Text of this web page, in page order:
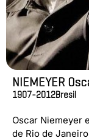
NIEMEYER
1907-2012Bresil
Oscar Niemeyer
de Rio de